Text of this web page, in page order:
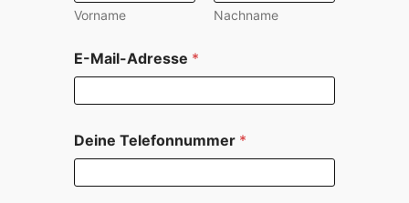
e
a
r
T
l
e
f
o
Vorname Nachname
E-Mail-Adresse *
Deine Telefonnummer *